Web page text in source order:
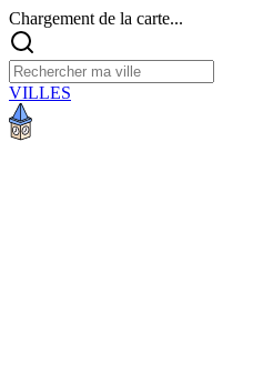
Chargement de la carte...
VILLES